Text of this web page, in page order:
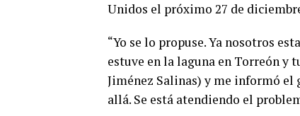
Unidos el próximo 27 de
“Yo se lo propuse. Ya nosotros
estuve en la laguna en Torreón y
Jiménez Salinas) y me informó
allá. Se está atendiendo el